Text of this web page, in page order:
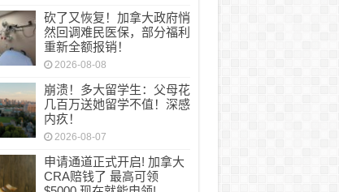
砍了又恢复！加拿大政府悄
然回调难民医保，部分福利
重新全额报销！
2026-08-08
崩溃！多大留学生：父母花
几百万送她留学不值！深感
内疚！
2026-08-07
申请通道正式开启! 加拿大
CRA赔钱了 最高可领